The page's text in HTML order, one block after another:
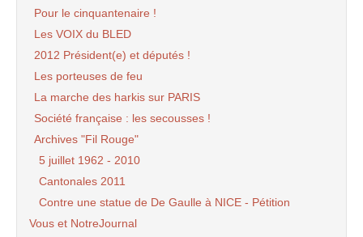
Pour le cinquantenaire !
Les VOIX du BLED
2012 Président(e) et députés !
Les porteuses de feu
La marche des harkis sur PARIS
Société française : les secousses !
Archives "Fil Rouge"
5 juillet 1962 - 2010
Cantonales 2011
Contre une statue de De Gaulle à NICE - Pétition
Vous et NotreJournal